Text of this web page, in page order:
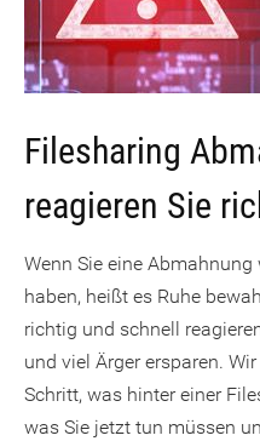
Filesharing
reagieren Sie
Wenn Sie eine
haben, heißt es Ruhe
richtig und schnell
und viel Ärger ersparen.
Schritt, was hinter einer
was Sie jetzt tun müssen